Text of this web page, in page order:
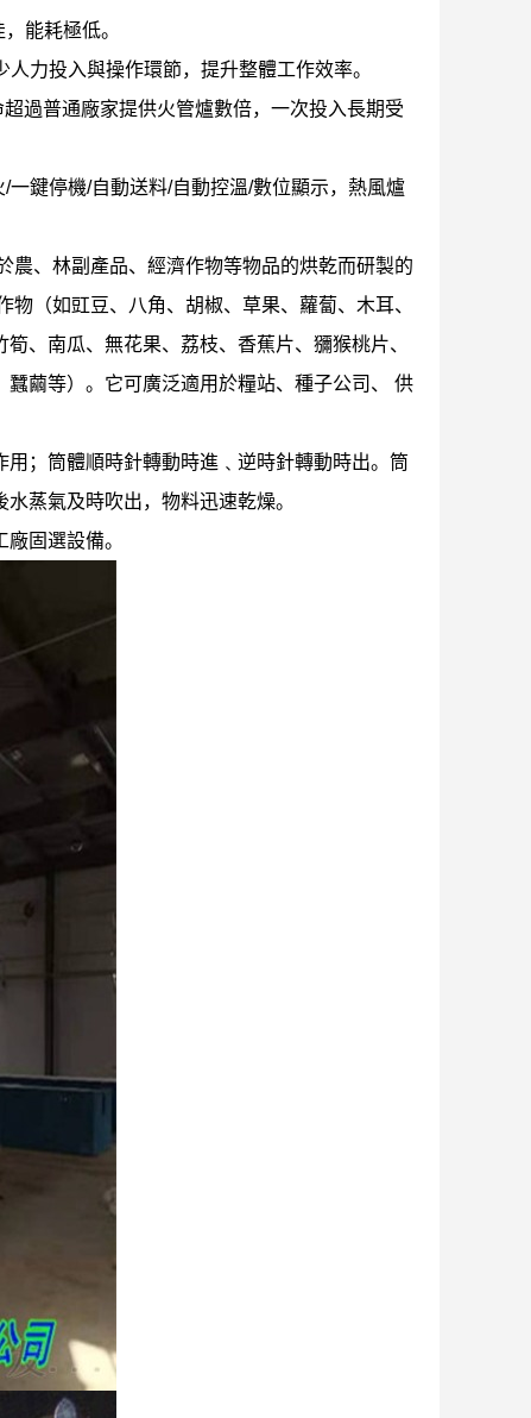
能耗極低。
力投入與操作環節，提升整體工作效率。
過普通廠家提供火管爐數倍，一次投入長期受
鍵停機/自動送料/自動控溫/數位顯示，熱風爐
農、林副產品、經濟作物等物品的烘乾而研製的
（如豇豆、八角、胡椒、草果、蘿蔔、木耳、
、南瓜、無花果、荔枝、香蕉片、獼猴桃片、
繭等）。它可廣泛適用於糧站、種子公司、 供
；筒體順時針轉動時進﹑逆時針轉動時出。筒
蒸氣及時吹出，物料迅速乾燥。
固選設備。